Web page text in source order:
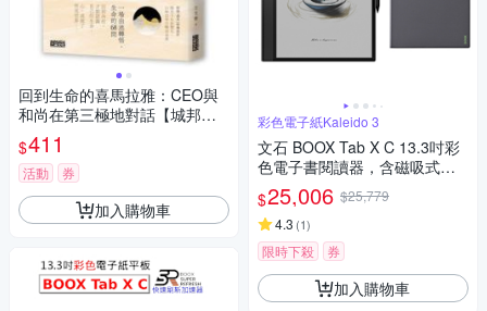
回到生命的喜馬拉雅：CEO與
和尚在第三極地對話【城邦讀
書花園】
$411
活動 券
加入購物車
彩色電子紙Kaleido 3
文石 BOOX Tab X C 13.3吋彩
色電子書閱讀器，含磁吸式皮
套【皮套組】
$25,006 $25,779
4.3 (1)
限時下殺 券
加入購物車